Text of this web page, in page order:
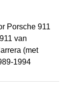
Porsche 911
van
(met
1994